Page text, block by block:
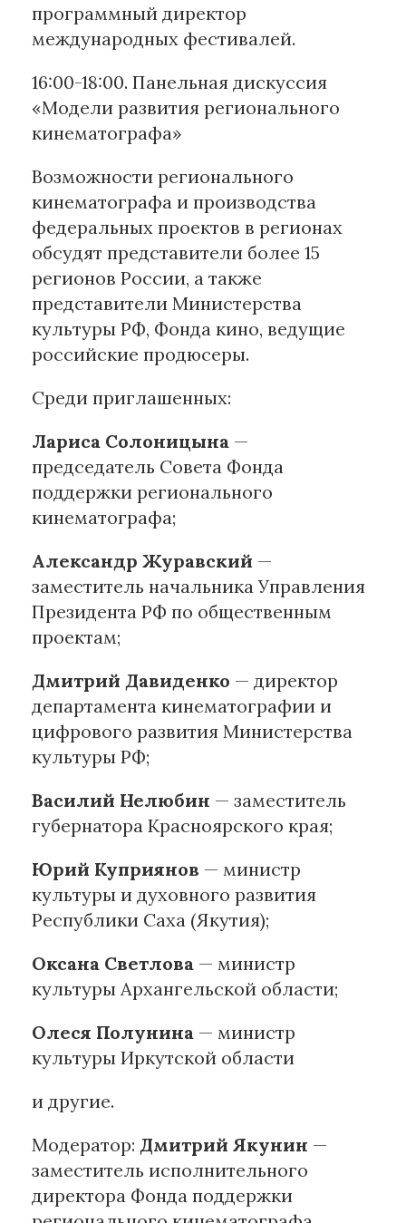
программный директор
международных фестивалей.
16:00-18:00. Панельная дискуссия
«Модели развития регионального
кинематографа»
Возможности регионального
кинематографа и производства
федеральных проектов в регионах
обсудят представители более 15
регионов России, а также
представители Министерства
культуры РФ, Фонда кино, ведущие
российские продюсеры.
Среди приглашенных:
Лариса Солоницына —
председатель Совета Фонда
поддержки регионального
кинематографа;
Александр Журавский —
заместитель начальника Управления
Президента РФ по общественным
проектам;
Дмитрий Давиденко — директор
департамента кинематографии и
цифрового развития Министерства
культуры РФ;
Василий Нелюбин — заместитель
губернатора Красноярского края;
Юрий Куприянов — министр
культуры и духовного развития
Республики Саха (Якутия);
Оксана Светлова — министр
культуры Архангельской области;
Олеся Полунина — министр
культуры Иркутской области
и другие.
Модератор: Дмитрий Якунин —
заместитель исполнительного
директора Фонда поддержки